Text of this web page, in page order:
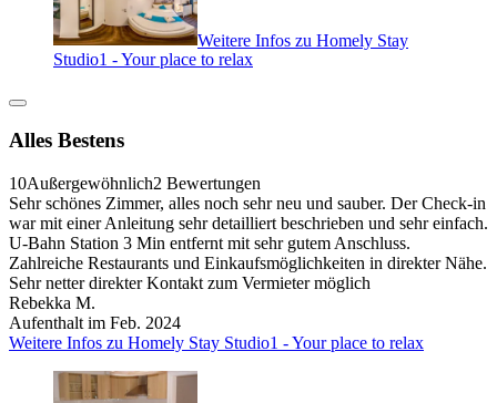
Weitere Infos zu Homely Stay
Studio1 - Your place to relax
Alles Bestens
10Außergewöhnlich2 Bewertungen
Sehr schönes Zimmer, alles noch sehr neu und sauber. Der Check-in
war mit einer Anleitung sehr detailliert beschrieben und sehr einfach.
U-Bahn Station 3 Min entfernt mit sehr gutem Anschluss.
Zahlreiche Restaurants und Einkaufsmöglichkeiten in direkter Nähe.
Sehr netter direkter Kontakt zum Vermieter möglich
Rebekka M.
Aufenthalt im Feb. 2024
Weitere Infos zu Homely Stay Studio1 - Your place to relax